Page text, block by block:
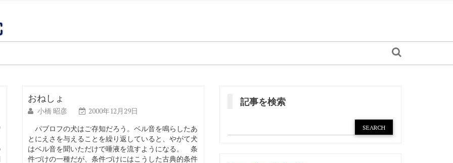
おねしょ
小橋 昭彦
2000年12月29日
パブロフの犬はご存知だろう。ベル音を鳴らしたあ
とにえさを与えることを繰り返していると、やがて犬
はベル音を聞いただけで唾液を流すようになる。 条
件づけの一種だが、条件づけにはこうした古典的条件
記事を検索